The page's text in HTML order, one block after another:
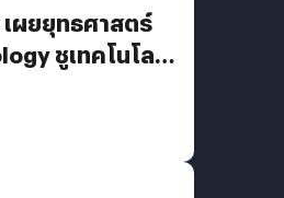
เผยยุทธศาสตร์
ชูเทคโนโลยี